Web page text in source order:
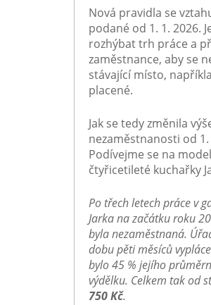
Nová pravidla se
podané od 1. 1. 2026.
rozhýbat trh práce a
zaměstnance, aby se
stávající místo,
placené.
Jak se tedy změnila
nezaměstnanosti od 1.
Podívejme se na
čtyřicetileté kuchařky
Po třech letech práce v
Jarka na začátku roku
byla nezaměstnaná.
dobu pěti měsíců
bylo 45 % jejího
výdělku. Celkem tak od
750 Kč.